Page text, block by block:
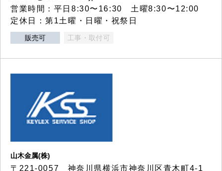
営業時間：平日8:30〜16:30 土曜8:30〜12:00
定休日：第1土曜・日曜・祝祭日
販売可 工事・取付可
山木金属(株)
〒221-0057 神奈川県横浜市神奈川区青木町4-1